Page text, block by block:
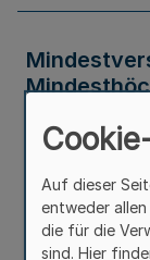
Auf dieser
entweder allen
die für die
sind. Hier